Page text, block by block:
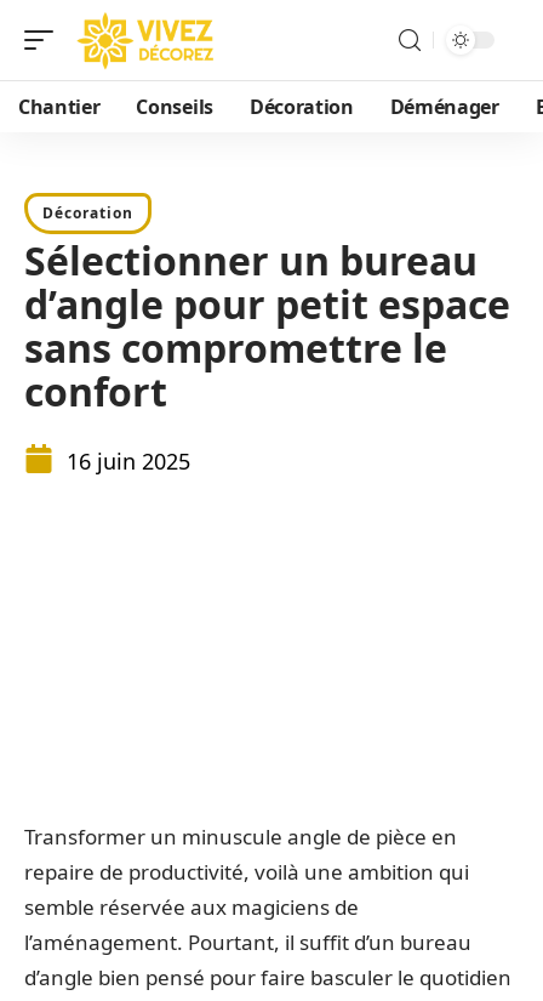
Chantier Conseils Décoration Déménager
Décoration
Sélectionner un bureau
d’angle pour petit espace
sans compromettre le
confort
16 juin 2025
Transformer un minuscule angle de pièce en
repaire de productivité, voilà une ambition qui
semble réservée aux magiciens de
l’aménagement. Pourtant, il suffit d’un bureau
d’angle bien pensé pour faire basculer le quotidien